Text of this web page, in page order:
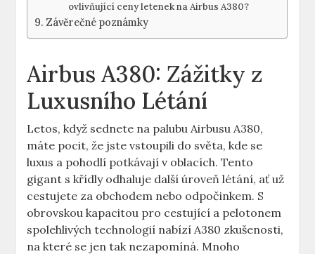
ovlivňující​ ceny letenek na Airbus A380?
Závěrečné⁢ poznámky
Airbus ‍A380: Zážitky z
Luxusního⁤ Létání
Letos, ‌když sednete ‌na palubu Airbusu A380,
máte pocit, že‌ jste⁤ vstoupili do‌ světa, kde se
luxus a pohodlí potkávají v oblacích. Tento
⁣gigant s křídly ⁣odhaluje​ další⁢ úroveň létání, ať už
cestujete za obchodem nebo odpočinkem. S
obrovskou kapacitou pro cestující a pelotonem
spolehlivých technologií nabízí‍ A380 zkušenosti,
na které se jen tak⁢ nezapomíná. Mnoho